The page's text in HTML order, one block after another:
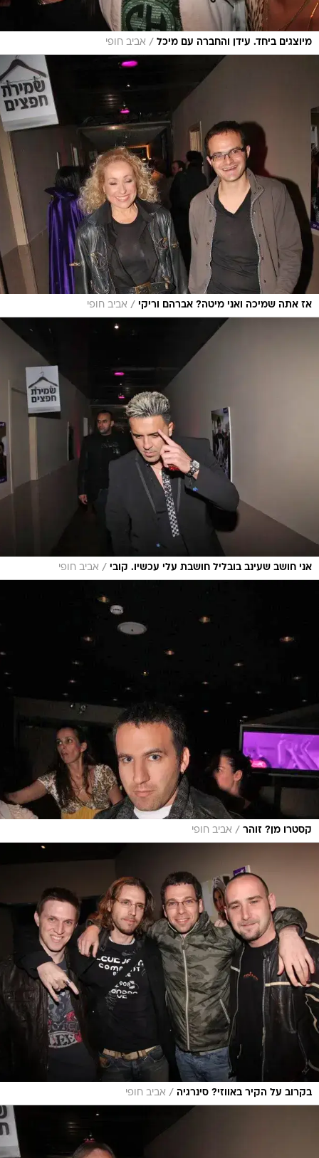
מיוצגים ביחד. עידן והחברה עם מיכל / אביב חופי
אז אתה שמיכה ואני מיטה? אברהם וריקי / אביב חופי
אני חושב שעינב בובליל חושבת עלי עכשיו. קובי / אביב חופי
קסטרו מן? זוהר / אביב חופי
בקרוב על הקיר באווזי? סינרגיה / אביב חופי